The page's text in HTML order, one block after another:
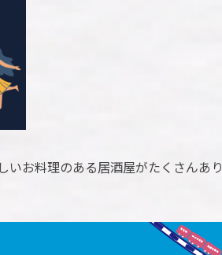
お料理のある居酒屋がたくさんあり